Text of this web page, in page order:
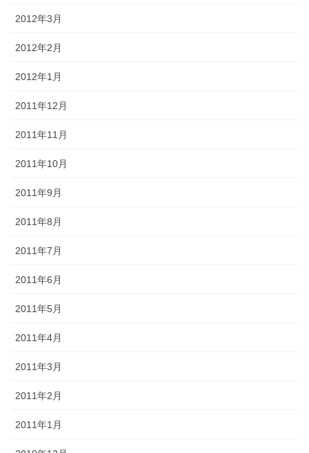
2012年3月
2012年2月
2012年1月
2011年12月
2011年11月
2011年10月
2011年9月
2011年8月
2011年7月
2011年6月
2011年5月
2011年4月
2011年3月
2011年2月
2011年1月